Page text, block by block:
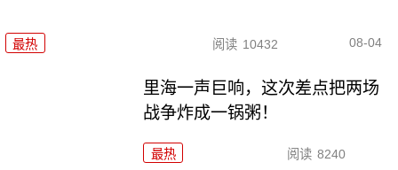
最热 阅读 10432 08-04
里海一声巨响，这次差点把两场
战争炸成一锅粥！
最热 阅读 8240